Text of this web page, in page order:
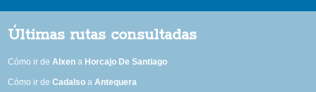
Últimas rutas consultadas
Cómo ir deAlxen a Horcajo De Santiago
Cómo ir deCadalso aAntequera